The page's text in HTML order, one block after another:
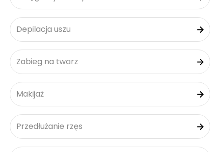
Depilacja uszu
Zabieg na twarz
Makijaż
Przedłużanie rzęs